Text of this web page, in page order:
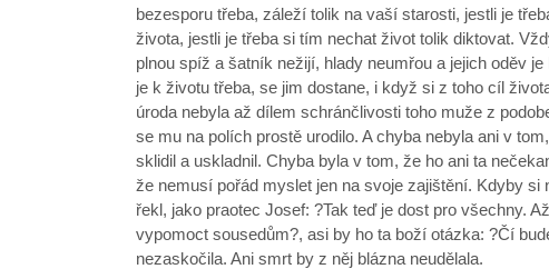
bezesporu třeba, záleží tolik na vaší starosti, jestli je
života, jestli je třeba si tím nechat život tolik diktovat.
plnou spíž a šatník nežijí, hlady neumřou a jejich oděv
je k životu třeba, se jim dostane, i když si z toho cíl
úroda nebyla až dílem schránčlivosti toho muže z
se mu na polích prostě urodilo. A chyba nebyla ani v
sklidil a uskladnil. Chyba byla v tom, že ho ani ta
že nemusí pořád myslet jen na svoje zajištění. Kdyby si
řekl, jako praotec Josef: ?Tak teď je dost pro všechny.
vypomoct sousedům?, asi by ho ta boží otázka: ?Čí
nezaskočila. Ani smrt by z něj blázna neudělala.